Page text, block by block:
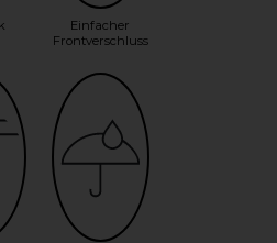
Einfacher
Frontverschluss